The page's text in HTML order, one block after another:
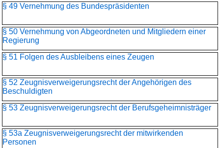
§ 49 Vernehmung des Bundespräsidenten
§ 50 Vernehmung von Abgeordneten und Mitgliedern einer
Regierung
§ 51 Folgen des Ausbleibens eines Zeugen
§ 52 Zeugnisverweigerungsrecht der Angehörigen des
Beschuldigten
§ 53 Zeugnisverweigerungsrecht der Berufsgeheimnisträger
§ 53a Zeugnisverweigerungsrecht der mitwirkenden
Personen